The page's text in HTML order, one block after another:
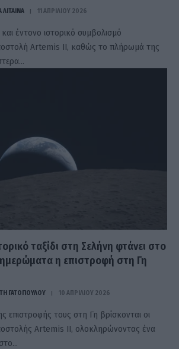
ΛΊΤΑΙΝΑ 11 ΑΠΡΙΛΊΟΥ 2026
έντονο ιστορικό συμβολισμό
Artemis II, καθώς το πλήρωμά της
ταξίδι στη Σελήνη φτάνει στο
η επιστροφή στη Γη
ΓΑΤΟΠΟΎΛΟΥ 10 ΑΠΡΙΛΊΟΥ 2026
επιστροφής τους στη Γη βρίσκονται οι
Artemis II, ολοκληρώνοντας ένα